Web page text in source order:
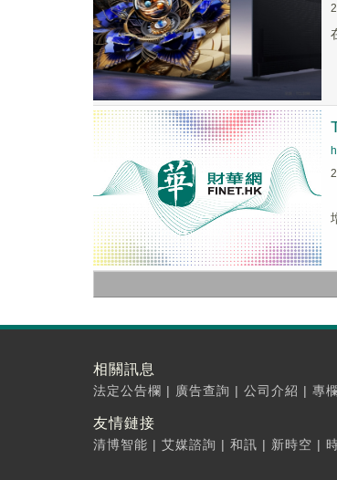
相關訊息
法定公告欄 | 廣告查詢 | 公司介紹 | 專
友情鏈接
清博智能 | 艾媒諮詢 | 和訊 | 新時空 |